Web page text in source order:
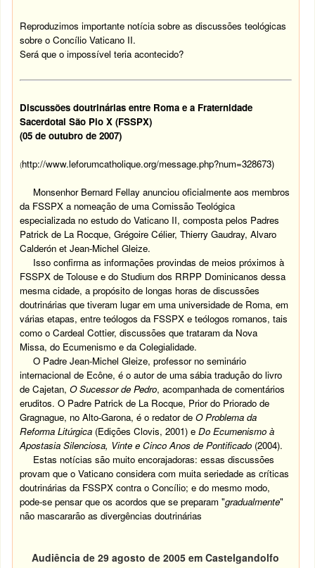
Reproduzimos importante notícia sobre as discussões teológicas
sobre o Concílio Vaticano II.
Será que o impossível teria acontecido?
Discussões doutrinárias entre Roma e a Fraternidade
Sacerdotal São Pio X (FSSPX)
(05 de outubro de 2007)
(http://www.leforumcatholique.org/message.php?num=328673)
Monsenhor Bernard Fellay anunciou oficialmente aos membros
da FSSPX a nomeação de uma Comissão Teológica
especializada no estudo do Vaticano II, composta pelos Padres
Patrick de La Rocque, Grégoire Célier, Thierry Gaudray, Alvaro
Calderón et Jean-Michel Gleize.
Isso confirma as informações provindas de meios próximos à
FSSPX de Tolouse e do Studium dos RRPP Dominicanos dessa
mesma cidade, a propósito de longas horas de discussões
doutrinárias que tiveram lugar em uma universidade de Roma, em
várias etapas, entre teólogos da FSSPX e teólogos romanos, tais
como o Cardeal Cottier, discussões que trataram da Nova
Missa, do Ecumenismo e da Colegialidade.
O Padre Jean-Michel Gleize, professor no seminário
internacional de Ecône, é o autor de uma sábia tradução do livro
de Cajetan,O Sucessor de Pedro, acompanhada de comentários
eruditos. O Padre Patrick de La Rocque, Prior do Priorado de
Gragnague, no Alto-Garona, é o redator deO Problema da
Reforma Litúrgica (Edições Clovis, 2001) eDo Ecumenismo à
Apostasia Silenciosa, Vinte e Cinco Anos de Pontificado (2004).
Estas notícias são muito encorajadoras: essas discussões
provam que o Vaticano considera com muita seriedade as críticas
doutrinárias da FSSPX contra o Concílio; e do mesmo modo,
pode-se pensar que os acordos que se preparam "gradualmente"
não mascararão as divergências doutrinárias
Audiência de 29 agosto de 2005 em Castelgandolfo